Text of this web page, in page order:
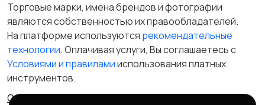
Торговые марки, имена брендов и фотографии
являются собственностью их правообладателей.
На платформе используются рекомендательные
технологии. Оплачивая услуги, Вы соглашаетесь c
Условиями и правиламииспользования платных
инструментов.
Отказ от ответственности
Правила сервиса